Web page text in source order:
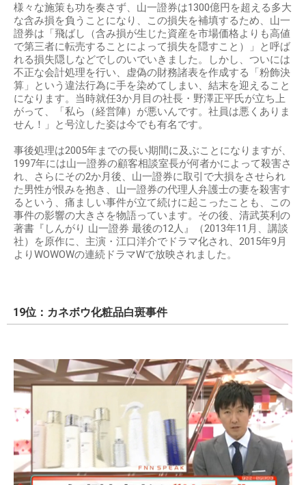
様々な施策も功を奏さず、山一證券は1300億円を超える多大
な含み損を負うことになり、この損失を補填するため、山一
證券は「飛ばし（含み損が生じた資産を市場価格よりも高値
で第三者に転売することによって損失を隠すこと）」と呼ば
れる損失隠しなどでしのいでいきました。しかし、ついには
不正な会計処理を行い、虚偽の財務諸表を作成する「粉飾決
算」という違法行為に手を染めてしまい、結末を迎えること
になります。当時就任3か月目の社長・野澤正平氏が立ち上
がって、「私ら（経営陣）が悪いんです。社員は悪くありま
せん！」と号泣した姿は今でも有名です。
事後処理は2005年までの長い期間に及ぶことになりますが、
1997年には山一證券の顧客相談室長が何者かによって殺害さ
れ、さらにその2か月後、山一證券に取引で大損をさせられ
た男性が恨みを抱き、山一證券の代理人弁護士の妻を殺害す
るという、痛ましい事件が立て続けに起こったことも、この
事件の影響の大きさを物語っています。その後、清武英利の
著書『しんがり 山一證券 最後の12人』（2013年11月、講談
社）を原作に、主演・江口洋介でドラマ化され、2015年9月
よりWOWOWの連続ドラマWで放映されました。
19位：カネボウ化粧品白斑事件